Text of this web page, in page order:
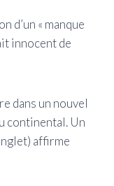
d’un « manque
innocent de
dans un nouvel
continental. Un
affirme